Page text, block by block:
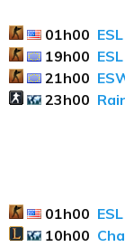
01h00
19h00
21h00
23h00
01h00
10h00